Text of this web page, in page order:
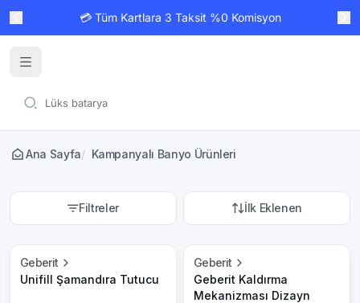
💳 Tüm Kartlara 3 Taksit %0 Komisyon
Ana Sayfa/ Kampanyalı Banyo Ürünleri
Filtreler İlk Eklenen
Geberit
Unifill Şamandıra Tutucu
Geberit
Geberit Kaldırma
Mekanizması Dizayn